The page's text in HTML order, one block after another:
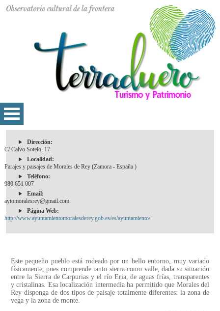
Dirección:
C/ Calvo Sotelo, 17
Localidad:
Parajes y paisajes de Morales de Rey (Zamora - España )
Teléfono:
980 651 007
Email:
aytomoralesrey@gmail.com
Página Web:
http://www.ayuntamientomoralesderey.gob.es/es/ayuntamiento/
Este pequeño pueblo está rodeado por un bello entorno, muy variado
físicamente, pues comprende tanto sierra como valle, dada su situación
entre la Sierra de Carpurias y el río Eria, de aguas frías, transparentes
y cristalinas. Esa localización intermedia ha permitido que Morales del
Rey disponga de dos tipos de paisaje totalmente diferentes: la zona de
vega y la zona de monte.